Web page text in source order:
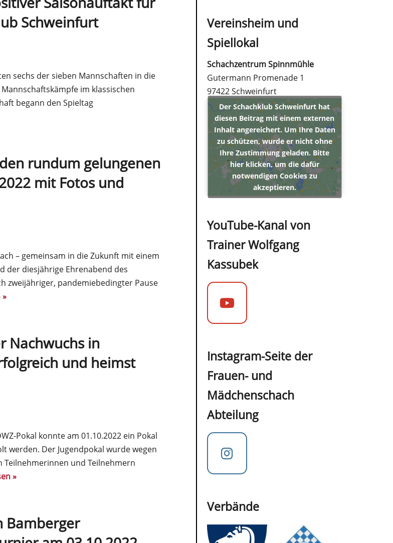
Schweinfurt
sechs der sieben Mannschaften in die
im klassischen
begann den Spieltag
rundum gelungenen
mit Fotos und
– gemeinsam in die Zukunft mit einem
der diesjährige Ehrenabend des
zweijähriger, pandemiebedingter Pause
»
Nachwuchs in
und heimst
Pokal konnte am 01.10.2022 ein Pokal
werden. Der Jugendpokal wurde wegen
Teilnehmerinnen und Teilnehmern
»
Bamberger
Vereinsheim und
Spiellokal
Schachzentrum Spinnmühle
Gutermann Promenade 1
97422 Schweinfurt
Der Schachklub Schweinfurt hat
diesen Beitrag mit einem externen
Inhalt angereichert. Um Ihre Daten
zu schützen, wurde er nicht ohne
Ihre Zustimmung geladen. Bitte
hier klicken, um die dafür
notwendigen Cookies zu
akzeptieren.
YouTube-Kanal von
Trainer Wolfgang
Kassubek
Instagram-Seite der
Frauen- und
Mädchenschach
Abteilung
Verbände